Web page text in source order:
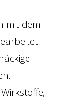
mit dem